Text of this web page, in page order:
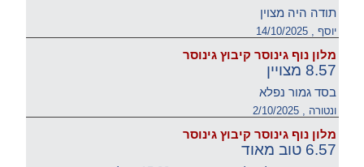
תודה היה מצוין
יוסף , 14/10/2025
מלון נוף גינוסר קיבוץ גינוסר
8.57 מצויין
בסד גמור נפלא
ונטורה , 2/10/2025
מלון נוף גינוסר קיבוץ גינוסר
6.57 טוב מאוד